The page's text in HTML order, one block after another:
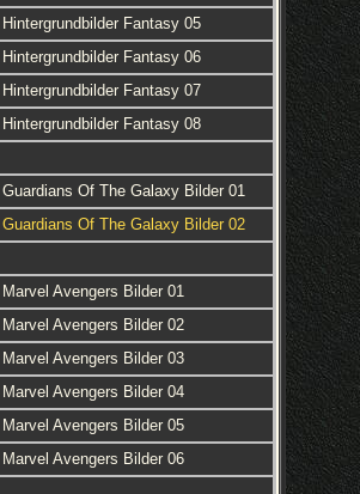
Hintergrundbilder Fantasy 05
Hintergrundbilder Fantasy 06
Hintergrundbilder Fantasy 07
Hintergrundbilder Fantasy 08
Guardians Of The Galaxy Bilder 01
Guardians Of The Galaxy Bilder 02
Marvel Avengers Bilder 01
Marvel Avengers Bilder 02
Marvel Avengers Bilder 03
Marvel Avengers Bilder 04
Marvel Avengers Bilder 05
Marvel Avengers Bilder 06